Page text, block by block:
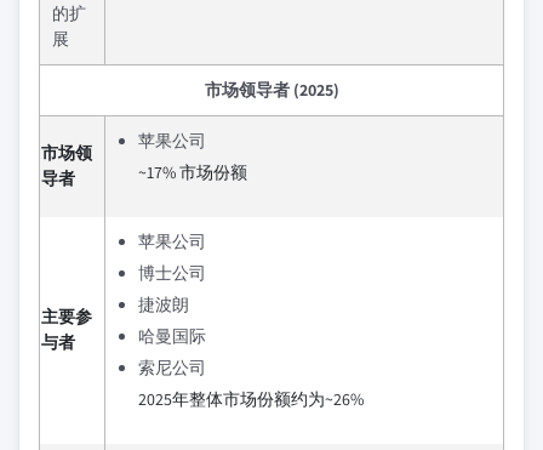
的扩
展
市场领导者 (2025)
市场领
导者
苹果公司
~17% 市场份额
主要参
与者
苹果公司
博士公司
捷波朗
哈曼国际
索尼公司
2025年整体市场份额约为~26%